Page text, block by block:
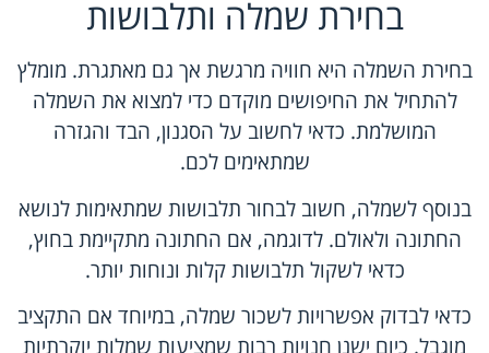
בחירת שמלה ותלבושות
בחירת השמלה היא חוויה מרגשת אך גם מאתגרת. מומלץ
להתחיל את החיפושים מוקדם כדי למצוא את השמלה
המושלמת. כדאי לחשוב על הסגנון, הבד והגזרה
שמתאימים לכם.
בנוסף לשמלה, חשוב לבחור תלבושות שמתאימות לנושא
החתונה ולאולם. לדוגמה, אם החתונה מתקיימת בחוץ,
כדאי לשקול תלבושות קלות ונוחות יותר.
כדאי לבדוק אפשרויות לשכור שמלה, במיוחד אם התקציב
מוגבל. כיום ישנן חנויות רבות שמציעות שמלות יוקרתיות